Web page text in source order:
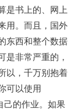
是书上的、网上
用。而且，国外
东西和整个数据
是非常严重的，
以，千万别抱着
可以使用
己的作业。如果